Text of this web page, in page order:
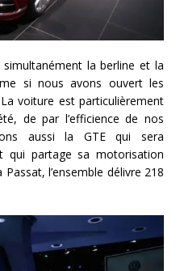
la berline et la
si nous avons ouvert les
voiture est particulièrement
de par l’efficience de nos
aussi la GTE qui sera
qui partage sa motorisation
l’ensemble délivre 218